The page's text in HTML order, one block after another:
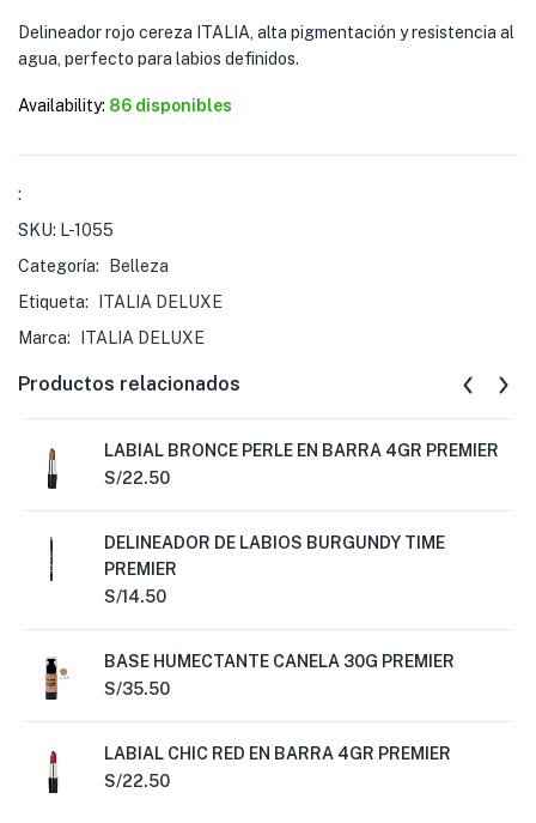
Delineador rojo cereza ITALIA, alta pigmentación y resistencia al
agua, perfecto para labios definidos.
Availability: 86 disponibles
:
SKU: L-1055
Categoría:
Belleza
Etiqueta:
ITALIA DELUXE
Marca:
ITALIA DELUXE
Productos relacionados
LABIAL BRONCE PERLE EN BARRA 4GR PREMIER
S/22.50
DELINEADOR DE LABIOS BURGUNDY TIME
PREMIER
S/14.50
BASE HUMECTANTE CANELA 30G PREMIER
S/35.50
LABIAL CHIC RED EN BARRA 4GR PREMIER
S/22.50